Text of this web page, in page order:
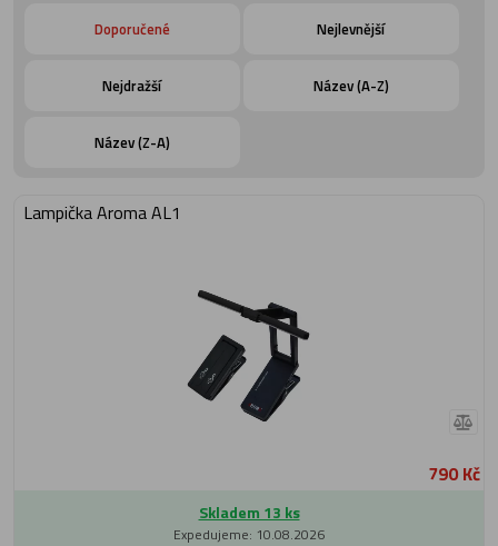
Doporučené Nejlevnější
Nejdražší Název (A-Z)
Název (Z-A)
Lampička Aroma AL1
790 Kč
Skladem 13 ks
Expedujeme: 10.08.2026